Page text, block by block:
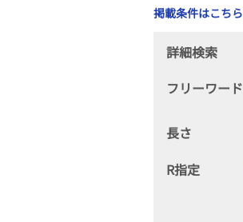
掲載条件はこちら
詳細検索
フリーワード
長さ
R指定